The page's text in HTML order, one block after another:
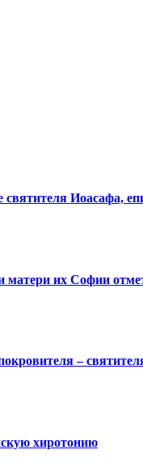
Иоасафа,
их Софии
–
хиротонию